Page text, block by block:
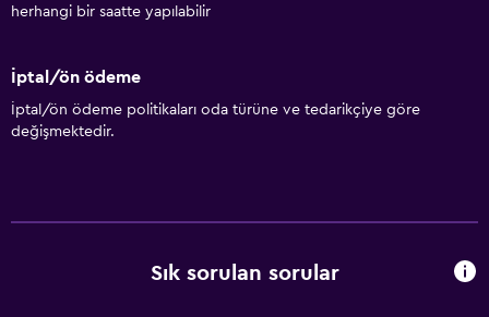
herhangi bir saatte yapılabilir
İptal/ön ödeme
İptal/ön ödeme politikaları oda türüne ve tedarikçiye göre
değişmektedir.
Sık sorulan sorular